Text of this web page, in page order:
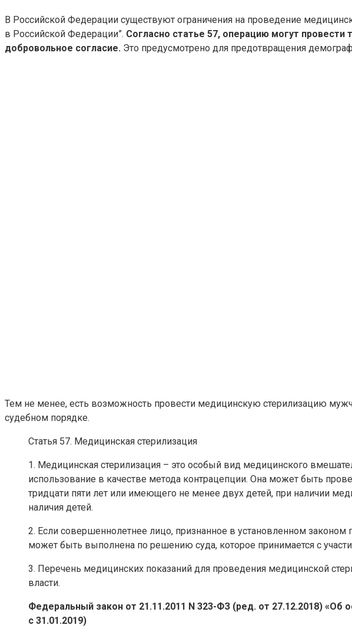
В Российской Федерации существуют ограничения на проведение
в Российской Федерации”. Согласно статье 57, операцию могут
добровольное согласие. Это предусмотрено для предотвращения
Тем не менее, есть возможность провести медицинскую стерилизацию
судебном порядке.
Статья 57. Медицинская стерилизация
1. Медицинская стерилизация – это особый вид медицинского
использование в качестве метода контрацепции. Она может быть
тридцати пяти лет или имеющего не менее двух детей, при наличии
наличия детей.
2. Если совершеннолетнее лицо, признанное в установленном
может быть выполнена по решению суда, которое принимается с
3. Перечень медицинских показаний для проведения медицинской
власти.
Федеральный закон от 21.11.2011 N 323-ФЗ (ред. от 27.12.2018) «Об
с 31.01.2019)